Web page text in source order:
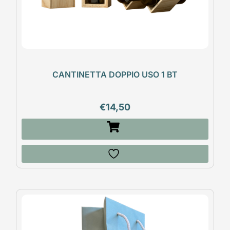
CANTINETTA DOPPIO USO 1 BT
€14,50